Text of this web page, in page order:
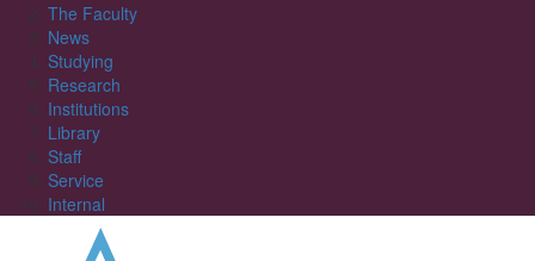
The Faculty
News
Studying
Research
Institutions
Library
Staff
Service
Internal